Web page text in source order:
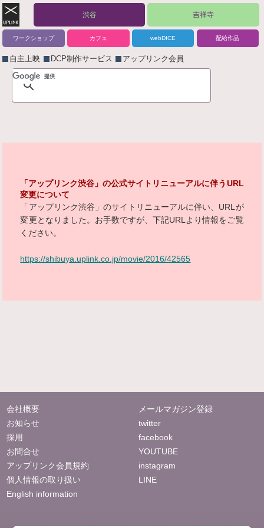
渋谷 吉祥寺
ワークショップ カフェ webDICE 配給作品
自主上映 DCP制作サービス アップリンク会員
「アップリンク渋谷」の公式サイトリニューアルに伴うURL
変更について
「アップリンク渋谷」のサイトリニューアルに伴い、URLが
変更となりました。お手数ですが、下記URLより情報をご覧
ください。
https://shibuya.uplink.co.jp/movie/2016/42565
会社概要
お知らせ
採用
お問合せ
アップリンク会員規約
個人情報の取り扱い
English information
メールマガジン登録
twitter
facebook
YOUTUBE
instagram
LINE